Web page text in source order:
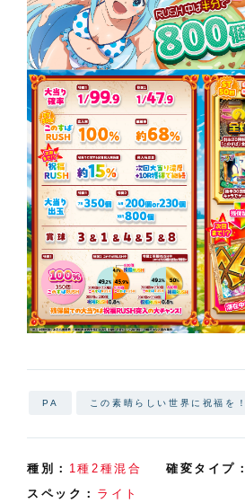
PA この素晴らしい世界に祝福を！
種別： 1種2種混合 確変タイプ：
スペック： ライト